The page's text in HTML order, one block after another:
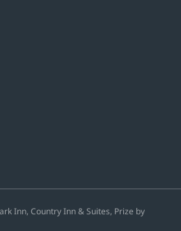
Inn, Country Inn & Suites, Prize by